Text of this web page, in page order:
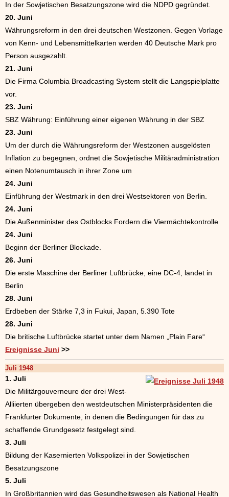
In der Sowjetischen Besatzungszone wird die NDPD gegründet.
20. Juni
Währungsreform in den drei deutschen Westzonen. Gegen Vorlage
von Kenn- und Lebensmittelkarten werden 40 Deutsche Mark pro
Person ausgezahlt.
21. Juni
Die Firma Columbia Broadcasting System stellt die Langspielplatte
vor.
23. Juni
SBZ Währung: Einführung einer eigenen Währung in der SBZ
23. Juni
Um der durch die Währungsreform der Westzonen ausgelösten
Inflation zu begegnen, ordnet die Sowjetische Militäradministration
einen Notenumtausch in ihrer Zone um
24. Juni
Einführung der Westmark in den drei Westsektoren von Berlin.
24. Juni
Die Außenminister des Ostblocks Fordern die Viermächtekontrolle
24. Juni
Beginn der Berliner Blockade.
26. Juni
Die erste Maschine der Berliner Luftbrücke, eine DC-4, landet in
Berlin
28. Juni
Erdbeben der Stärke 7,3 in Fukui, Japan, 5.390 Tote
28. Juni
Die britische Luftbrücke startet unter dem Namen „Plain Fare“
Ereignisse Juni >>
Juli 1948
1. Juli
Die Militärgouverneure der drei West-
Alliierten übergeben den westdeutschen Ministerpräsidenten die
Frankfurter Dokumente, in denen die Bedingungen für das zu
schaffende Grundgesetz festgelegt sind.
3. Juli
Bildung der Kasernierten Volkspolizei in der Sowjetischen
Besatzungszone
5. Juli
In Großbritannien wird das Gesundheitswesen als National Health